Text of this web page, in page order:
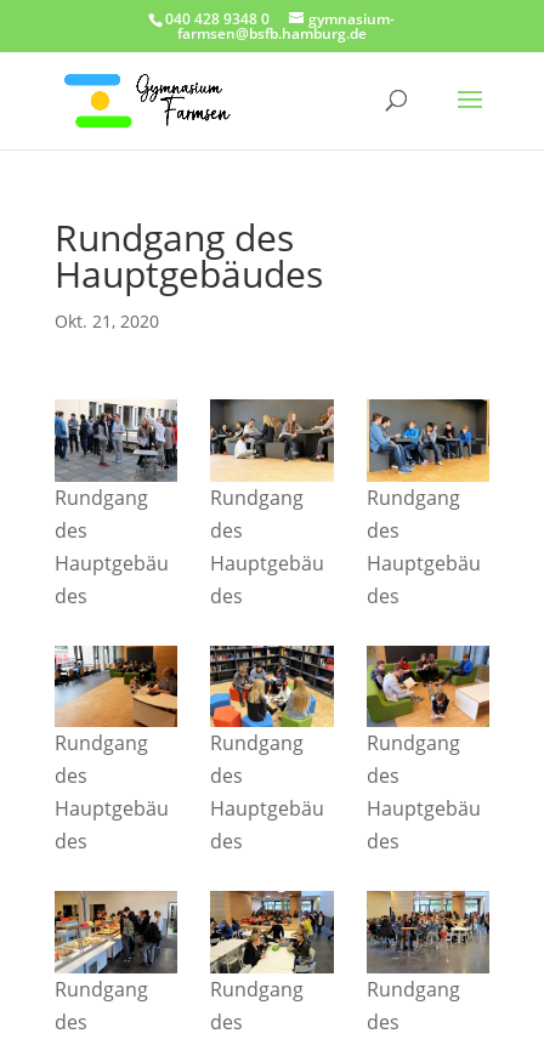
040 428 9348 0 gymnasium-
farmsen@bsfb.hamburg.de
Rundgang des
Hauptgebäudes
Okt. 21, 2020
Rundgang
des
Hauptgebäu
des
Rundgang
des
Hauptgebäu
des
Rundgang
des
Hauptgebäu
des
Rundgang
des
Hauptgebäu
des
Rundgang
des
Hauptgebäu
des
Rundgang
des
Hauptgebäu
des
Rundgang
des
Rundgang
des
Rundgang
des